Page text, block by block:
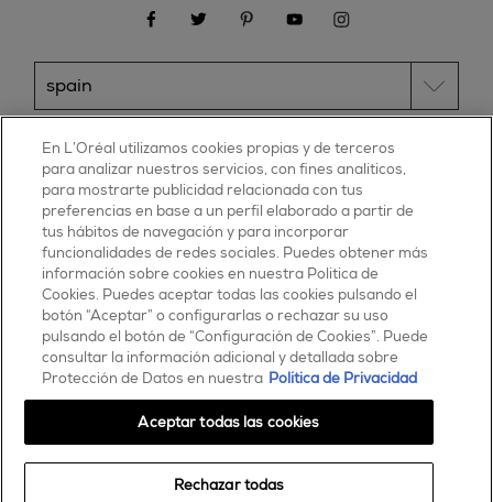
© 2025 essie todos los derechos reservados
condiciones de uso
facebooktwitter pinterestyoutubeinstagram
ESSIE
30, rue d’Alsace – 92300 Levallois-Perret
FRANCE
Contáctanos
900 181 055
En L’Oréal utilizamos cookies propias y de terceros
para analizar nuestros servicios, con fines analíticos,
para mostrarte publicidad relacionada con tus
preferencias en base a un perfil elaborado a partir de
tus hábitos de navegación y para incorporar
funcionalidades de redes sociales. Puedes obtener más
información sobre cookies en nuestra Política de
Cookies. Puedes aceptar todas las cookies pulsando el
botón “Aceptar” o configurarlas o rechazar su uso
pulsando el botón de “Configuración de Cookies”. Puede
consultar la información adicional y detallada sobre
Protección de Datos en nuestra Política de Privacidad
Rechazar todas
Aceptar todas las cookies